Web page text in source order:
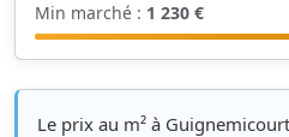
Min marché : 1 230 €
Le prix au m² à